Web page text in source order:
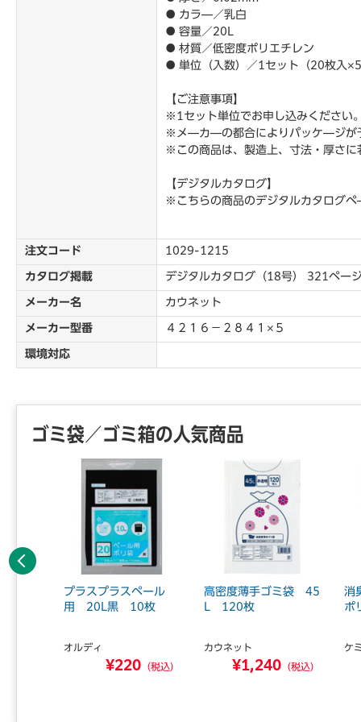
● カラ―／乳白
● 容量／20L
● 材質／低密度ポリエチレン
● 単位（入数）／1セット（20枚入
【ご注意事項】
※1セット単位でお申し込みください
※メ―カ―の都合によりパッケ―ジが
※この商品は、製造上、寸法・厚さ
【デジタルカタログ】
※こちらの商品のデジタルカタログ
注文コード 1029-1215
カタログ掲載 デジタルカタログ（18号） 321ペー
メーカー名 カウネット
メーカー型番 ４２１６－２８４１×５
環境対応
ゴミ袋／ゴミ箱の人気商品
プラスプラスペール
用 20L黒 10枚
オルディ
¥220 （税込）
高密度薄手ゴミ袋 45
L 120枚
カウネット
¥1,240 （税込）
消
ポ
ケ
前へ